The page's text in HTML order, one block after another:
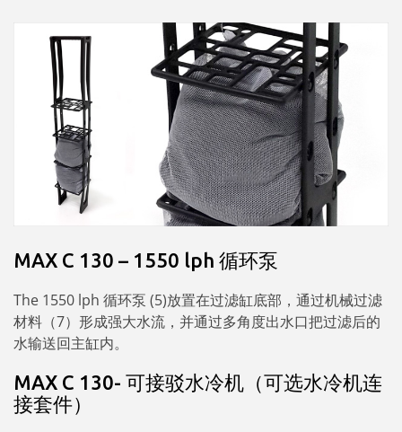
MAX C 130 – 1550 lph 循环泵
The 1550 lph 循环泵 (5)放置在过滤缸底部，通过机械过滤
材料（7）形成强大水流，并通过多角度出水口把过滤后的
水输送回主缸内。
MAX C 130- 可接驳水冷机（可选水冷机连
接套件）